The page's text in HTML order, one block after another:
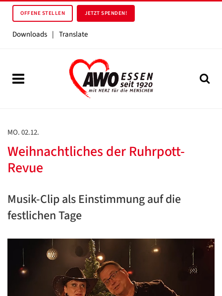
OFFENE STELLEN JETZT SPENDEN!
Downloads | Translate
MO. 02.12.
Weihnachtliches der Ruhrpott-
Revue
Musik-Clip als Einstimmung auf die
festlichen Tage